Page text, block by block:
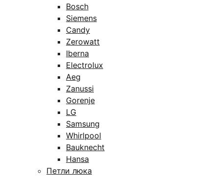
Bosch
Siemens
Candy
Zerowatt
Iberna
Electrolux
Aeg
Zanussi
Gorenje
LG
Samsung
Whirlpool
Bauknecht
Hansa
Петли люка